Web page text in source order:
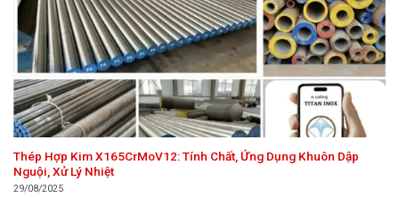
Thép Hợp Kim X165CrMoV12: Tính Chất, Ứng Dụng Khuôn Dập
Nguội, Xử Lý Nhiệt
29/08/2025